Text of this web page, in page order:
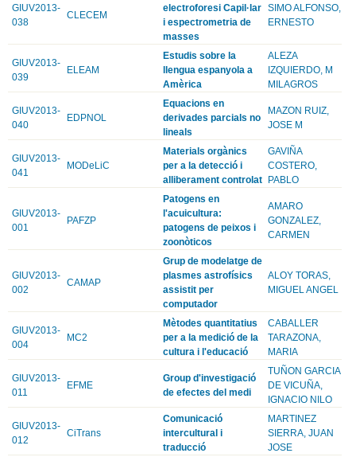
GIUV2013-
038
CLECEM
electroforesi Capil·lar
i espectrometria de
masses
SIMO ALFONSO,
ERNESTO
GIUV2013-
039
ELEAM
Estudis sobre la
llengua espanyola a
Amèrica
ALEZA
IZQUIERDO, M
MILAGROS
GIUV2013-
040
EDPNOL
Equacions en
derivades parcials no
lineals
MAZON RUIZ,
JOSE M
GIUV2013-
041
MODeLiC
Materials orgànics
per a la detecció i
alliberament controlat
GAVIÑA
COSTERO,
PABLO
GIUV2013-
001
PAFZP
Patogens en
l'acuicultura:
patogens de peixos i
zoonòticos
AMARO
GONZALEZ,
CARMEN
GIUV2013-
002
CAMAP
Grup de modelatge de
plasmes astrofísics
assistit per
computador
ALOY TORAS,
MIGUEL ANGEL
GIUV2013-
004
MC2
Mètodes quantitatius
per a la medició de la
cultura i l'educació
CABALLER
TARAZONA,
MARIA
GIUV2013-
011
EFME
Group d'investigació
de efectes del medi
TUÑON GARCIA
DE VICUÑA,
IGNACIO NILO
GIUV2013-
012
CiTrans
Comunicació
intercultural i
traducció
MARTINEZ
SIERRA, JUAN
JOSE